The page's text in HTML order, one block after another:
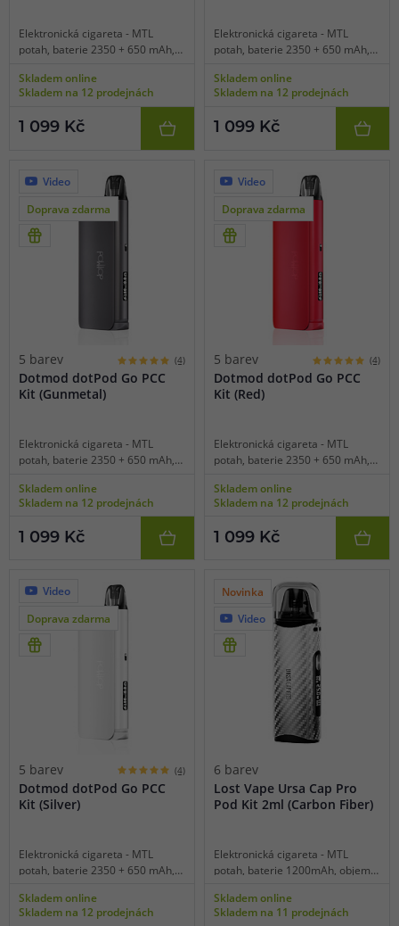
Elektronická cigareta - MTL
potah, baterie 2350 + 650 mAh,
výkon 16-22 W, inteligentní
detekce odporu, 2 displeje, USB-
skrz powerbanku, hliníková
Skladem online
Skladem na 12 prodejnách
1 099 Kč
Elektronická cigareta - MTL
potah, baterie 2350 + 650 mAh,
výkon 16-22 W, inteligentní
detekce odporu, 2 displeje, USB-
skrz powerbanku, hliníková
Skladem online
Skladem na 12 prodejnách
1 099 Kč
Video
Doprava zdarma
5 barev (4)
Dotmod dotPod Go PCC
Kit (Gunmetal)
Elektronická cigareta - MTL
potah, baterie 2350 + 650 mAh,
výkon 16-22 W, inteligentní
detekce odporu, 2 displeje, USB-
skrz powerbanku, hliníková
Skladem online
Skladem na 12 prodejnách
1 099 Kč
Video
Doprava zdarma
5 barev (4)
Dotmod dotPod Go PCC
Kit (Red)
Elektronická cigareta - MTL
potah, baterie 2350 + 650 mAh,
výkon 16-22 W, inteligentní
detekce odporu, 2 displeje, USB-
skrz powerbanku, hliníková
Skladem online
Skladem na 12 prodejnách
1 099 Kč
Video
Doprava zdarma
5 barev (4)
Dotmod dotPod Go PCC
Kit (Silver)
Elektronická cigareta - MTL
potah, baterie 2350 + 650 mAh,
výkon 16-22 W, inteligentní
detekce odporu, 2 displeje, USB-
Skladem online
Skladem na 12 prodejnách
Novinka
Video
6 barev
Lost Vape Ursa Cap Pro
Pod Kit 2ml (Carbon Fiber)
Elektronická cigareta - MTL
potah, baterie 1200mAh, objem
spínání, výkon 5-35W, dobíjení
USB-C, regulace air-flow, OLED
Skladem online
Skladem na 11 prodejnách